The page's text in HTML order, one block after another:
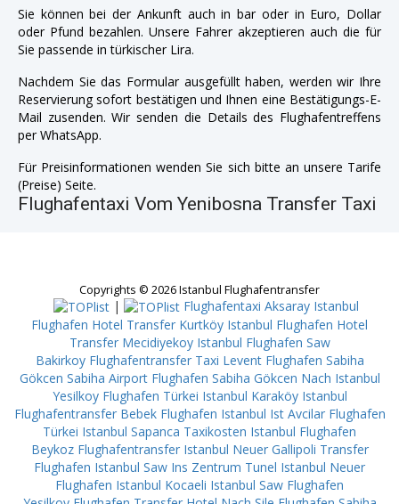
Sie können bei der Ankunft auch in bar oder in Euro, Dollar
oder Pfund bezahlen. Unsere Fahrer akzeptieren auch die für
Sie passende in türkischer Lira.
Nachdem Sie das Formular ausgefüllt haben, werden wir Ihre
Reservierung sofort bestätigen und Ihnen eine Bestätigungs-E-
Mail zusenden. Wir senden die Details des Flughafentreffens
per WhatsApp.
Für Preisinformationen wenden Sie sich bitte an unsere Tarife
(Preise) Seite.
Flughafentaxi Vom Yenibosna Transfer Taxi
Copyrights © 2026 Istanbul Flughafentransfer
| Flughafentaxi Aksaray Istanbul
Flughafen Hotel Transfer Kurtköy Istanbul Flughafen Hotel
Transfer Mecidiyekoy Istanbul Flughafen Saw
Bakirkoy Flughafentransfer Taxi Levent Flughafen Sabiha
Gökcen Sabiha Airport Flughafen Sabiha Gökcen Nach Istanbul
Yesilkoy Flughafen Türkei Istanbul Karaköy Istanbul
Flughafentransfer Bebek Flughafen Istanbul Ist Avcilar Flughafen
Türkei Istanbul Sapanca Taxikosten Istanbul Flughafen
Beykoz Flughafentransfer Istanbul Neuer Gallipoli Transfer
Flughafen Istanbul Saw Ins Zentrum Tunel Istanbul Neuer
Flughafen Istanbul Kocaeli Istanbul Saw Flughafen